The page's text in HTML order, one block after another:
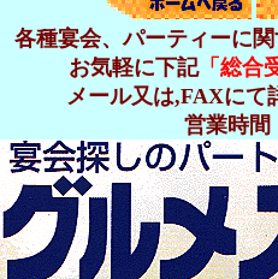
各種宴会、パーティーに
お気軽に下記「総合
メール又は,FAXにて
営業時